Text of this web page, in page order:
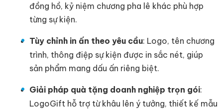
đồng hồ, kỷ niệm chương pha lê khác phù hợp
từng sự kiện.
Tùy chỉnh in ấn theo yêu cầu: Logo, tên chương
trình, thông điệp sự kiện được in sắc nét, giúp
sản phẩm mang dấu ấn riêng biệt.
Giải pháp quà tặng doanh nghiệp trọn gói:
LogoGift hỗ trợ từ khâu lên ý tưởng, thiết kế mẫu